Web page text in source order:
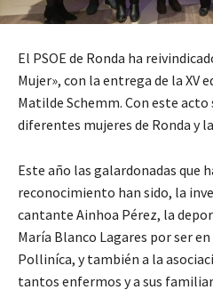
El PSOE de Ronda ha
Mujer», con la entrega de la XV
Matilde Schemm. Con este
diferentes mujeres de Ronda y
Este año las galardonadas que
reconocimiento han sido, la
cantante Ainhoa Pérez, la
María Blanco Lagares por ser
Polliníca, y también a la
tantos enfermos y a sus